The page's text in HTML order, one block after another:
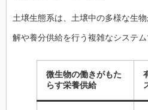
土壌生態系は、土壌中の多様な生
解や養分供給を行う複雑なシステム
微生物の働きがもた
らす栄養供給